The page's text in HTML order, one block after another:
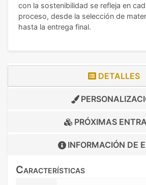
con la sostenibilidad se refleja en
proceso, desde la selección de
hasta la entrega final.
DETALLES
PRÓXIMAS
INFORMACIÓN DE
Características